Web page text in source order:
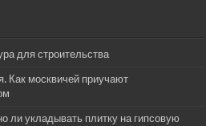
для строительства
Как москвичей приучают
ли укладывать плитку на гипсовую